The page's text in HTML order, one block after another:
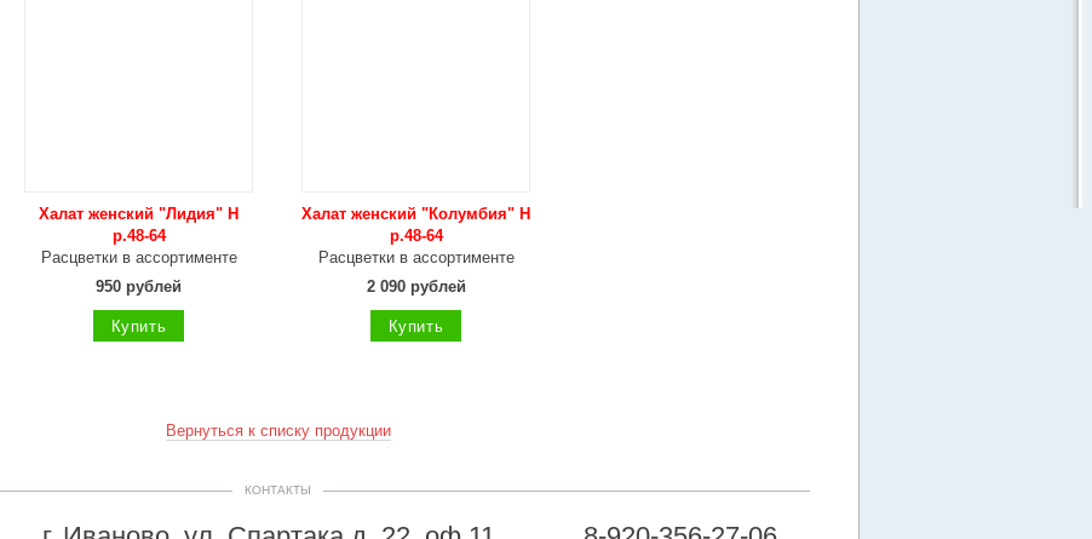
Халат женский "Лидия" Н
р.48-64
Расцветки в ассортименте
950 рублей
Купить
Халат женский "Колумбия" Н
р.48-64
Расцветки в ассортименте
2 090 рублей
Купить
Вернуться к списку продукции
КОНТАКТЫ